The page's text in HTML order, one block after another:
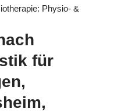
Physio- &
für